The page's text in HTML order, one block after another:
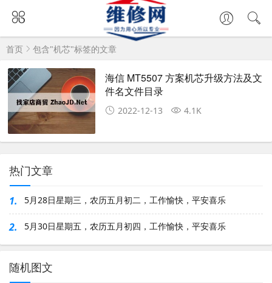
首页 包含"机芯"标签的文章
海信 MT5507 方案机芯升级方法及文
件名文件目录
2022-12-13 4.1K
热门文章
1. 5月28日星期三，农历五月初二，工作愉快，平安喜乐
2. 5月30日星期五，农历五月初四，工作愉快，平安喜乐
随机图文